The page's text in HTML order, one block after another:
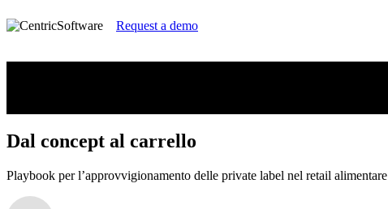
Request a demo
Dal concept al carrello
Playbook per l’approvvigionamento delle private label nel retail alimentare